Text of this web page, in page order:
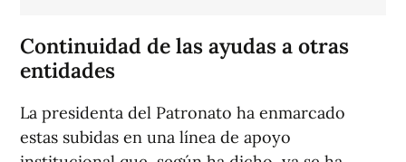
Continuidad de las ayudas a otras
entidades
La presidenta del Patronato ha enmarcado
estas subidas en una línea de apoyo